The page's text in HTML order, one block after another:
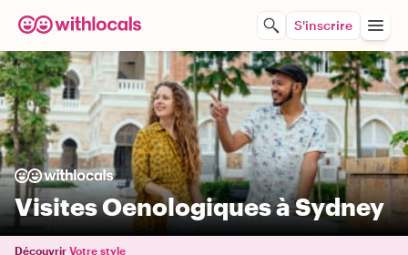
S'inscrire
Visites Oenologiques à Sydney
Découvrir Votre style